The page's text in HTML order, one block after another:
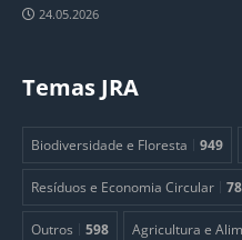
24.05.2026
Temas JRA
Biodiversidade e Floresta 949
Resíduos e Economia Circular
Outros 598 Agricultura e